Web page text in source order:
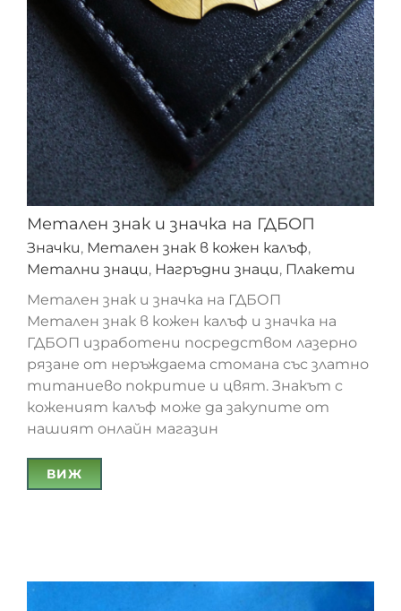
Метален знак и значка на ГДБОП
Значки, Метален знак в кожен калъф,
Метални знаци, Нагръдни знаци, Плакети
Метален знак и значка на ГДБОП
Метален знак в кожен калъф и значка на
ГДБОП изработени посредством лазерно
рязане от неръждаема стомана със златно
титаниево покритие и цвят. Знакът с
коженият калъф може да закупите от
нашият онлайн магазин
ВИЖ